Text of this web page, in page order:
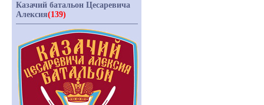
Казачий батальон Цесаревича
Алексия(139)